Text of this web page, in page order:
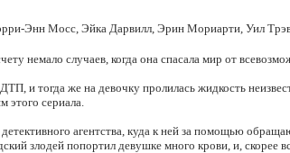
Энн Мосс, Эйка Дарвилл, Эрин Мориарти, Уил
немало случаев, когда она спасала мир от
и тогда же на девочку пролилась жидкость
этого сериала.
агентства, куда к ней за помощью
злодей попортил девушке много крови, и, скорее